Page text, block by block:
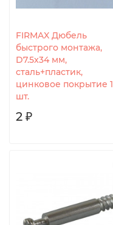
FIRMAX Дюбель
быстрого монтажа,
D7.5x34 мм,
сталь+пластик,
цинковое покрытие 1
шт.
2 ₽